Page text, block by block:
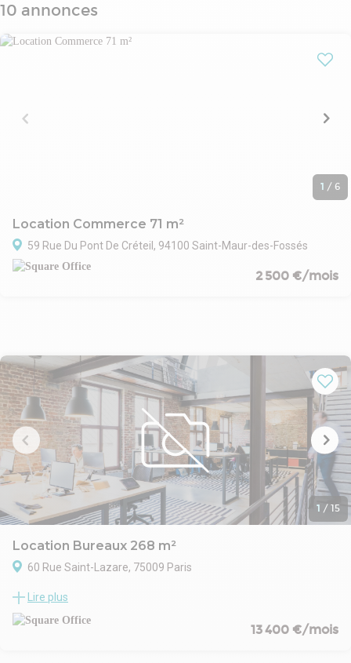
10 annonces
1 / 6
Location Commerce 71 m²
59 Rue Du Pont De Créteil, 94100 Saint-Maur-des-Fossés
2 500 €/mois
1 / 15
Location Bureaux 268 m²
60 Rue Saint-Lazare, 75009 Paris
268,3m² à la location, idéalement située à proximité immédiate
de l'église de la Trinité.
La surface traversante est climatisée, elle est située au 1er étage
Lire plus
13 400 €/mois